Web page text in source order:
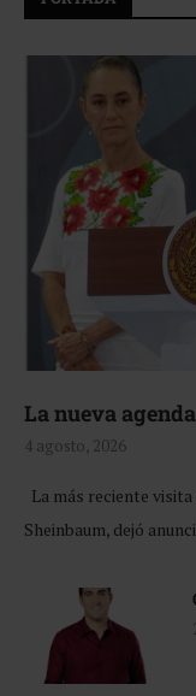
La nueva
4 agosto, 2026
La más reciente
Sheinbaum, dejó